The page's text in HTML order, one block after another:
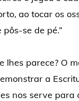
ao tocar os
se de pé.”
lhes parece? O
a
nos serve para